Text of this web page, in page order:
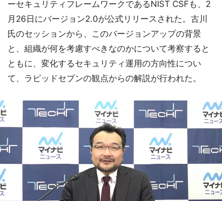
ーセキュリティフレームワークであるNIST CSFも、2
月26日にバージョン2.0が公式リリースされた。古川
氏のセッションから、このバージョンアップの背景
と、組織が何を考慮すべきなのかについて考察すると
ともに、変化するセキュリティ運用の方向性につい
て、ラピッドセブンの観点からの解説が行われた。